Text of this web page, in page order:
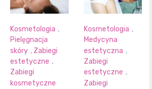
Kosmetologia ,
Pielęgnacja
skóry , Zabiegi
estetyczne ,
Zabiegi
kosmetyczne
Kosmetologia ,
Medycyna
estetyczna ,
Zabiegi
estetyczne ,
Zabiegi